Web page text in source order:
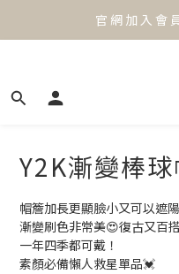
官 網 加 入 會
官 網 加 入 會
⟡.·*. 滿
Y2K漸變棒球
帽簷加長更顯臉小又可以遮
漸變刷色非常美😍復古又百
一年四季都可戴！
素顏必備懶人救星單品💓